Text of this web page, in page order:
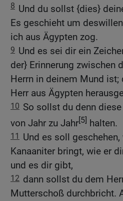
8 Und du sollst {dies}
Es geschieht um
ich aus Ägypten zog.
9 Und es sei dir ein
der} Erinnerung zwischen
Herrn in deinem Mund
Herr aus Ägypten
10 So sollst du denn
von Jahr zu Jahr[5] halten.
11
Und es soll
Kanaaniter bringt, wie er
und es dir gibt,
12 dann sollst du dem
Mutterschoß durchbricht.